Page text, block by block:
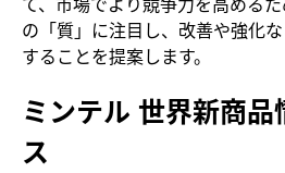
の「質」に注目し、改善や強化
することを提案します。
ミンテル 世界新商
ス